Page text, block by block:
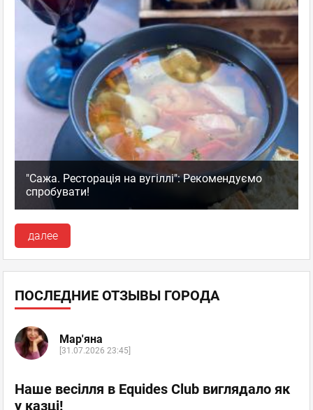
"Сажа. Ресторація на вугіллі": Рекомендуємо
спробувати!
далее
ПОСЛЕДНИЕ ОТЗЫВЫ ГОРОДА
Мар'яна
[31.07.2026 23:45]
Наше весілля в Equides Club виглядало як
у казці!